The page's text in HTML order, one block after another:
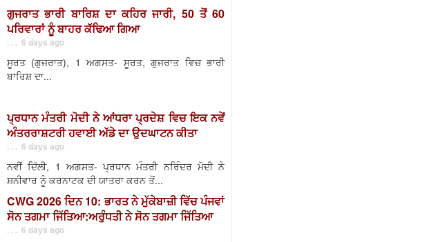
ਗੁਜਰਾਤ ਭਾਰੀ ਬਾਰਿਸ਼ ਦਾ ਕਹਿਰ ਜਾਰੀ, 50 ਤੋਂ 60
ਪਰਿਵਾਰਾਂ ਨੂੰ ਬਾਹਰ ਕੱਢਿਆ ਗਿਆ
. . . 6 days ago
ਸੂਰਤ (ਗੁਜਰਾਤ), 1 ਅਗਸਤ- ਸੂਰਤ, ਗੁਜਰਾਤ ਵਿਚ ਭਾਰੀ
ਬਾਰਿਸ਼ ਦਾ...
ਪ੍ਰਧਾਨ ਮੰਤਰੀ ਮੋਦੀ ਨੇ ਆਂਧਰਾ ਪ੍ਰਦੇਸ਼ ਵਿਚ ਇਕ ਨਵੇਂ
ਅੰਤਰਰਾਸ਼ਟਰੀ ਹਵਾਈ ਅੱਡੇ ਦਾ ਉਦਘਾਟਨ ਕੀਤਾ
. . . 6 days ago
ਨਵੀਂ ਦਿੱਲੀ, 1 ਅਗਸਤ- ਪ੍ਰਧਾਨ ਮੰਤਰੀ ਨਰਿੰਦਰ ਮੋਦੀ ਨੇ
ਸ਼ਨੀਵਾਰ ਨੂੰ ਕਰਨਾਟਕ ਦੀ ਯਾਤਰਾ ਕਰਨ ਤੋਂ...
CWG 2026 ਦਿਨ 10: ਭਾਰਤ ਨੇ ਮੁੱਕੇਬਾਜ਼ੀ ਵਿੱਚ ਪੰਜਵਾਂ
ਸੋਨ ਤਗਮਾ ਜਿੱਤਿਆ:ਅਰੁੰਧਤੀ ਨੇ ਸੋਨ ਤਗਮਾ ਜਿੱਤਿਆ
. . . 6 days ago